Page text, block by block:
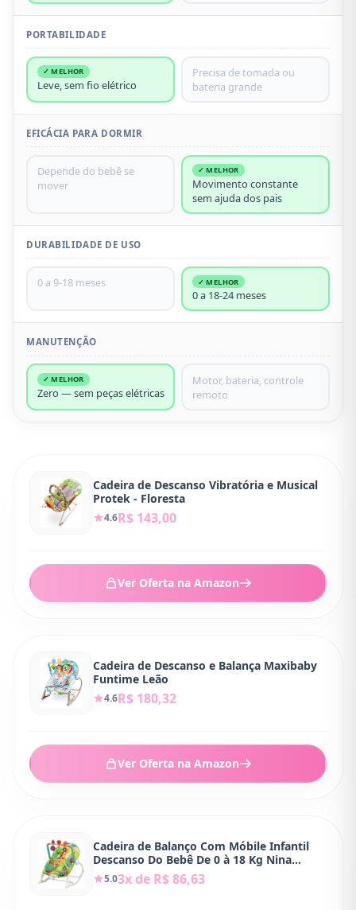
PORTABILIDADE
✓ MELHOR
Leve, sem fio elétrico
Precisa de tomada ou
bateria grande
EFICÁCIA PARA DORMIR
Depende do bebê se
mover
✓ MELHOR
Movimento constante
sem ajuda dos pais
DURABILIDADE DE USO
0 a 9-18 meses ✓ MELHOR
0 a 18-24 meses
MANUTENÇÃO
✓ MELHOR
Zero — sem peças elétricas
Motor, bateria, controle
remoto
Cadeira de Descanso Vibratória e Musical
Protek - Floresta
4.6R$ 143,00
Ver Oferta na Amazon
Cadeira de Descanso e Balança Maxibaby
Funtime Leão
4.6R$ 180,32
Ver Oferta na Amazon
Cadeira de Balanço Com Móbile Infantil
Descanso Do Bebê De 0 à 18 Kg Nina
Colorida Galzerano
5.03x de R$ 86,63